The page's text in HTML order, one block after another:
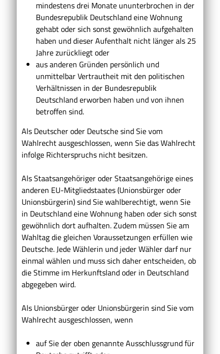
mindestens drei Monate ununterbrochen in der
Bundesrepublik Deutschland eine Wohnung
gehabt oder sich sonst gewöhnlich aufgehalten
haben und dieser Aufenthalt nicht länger als 25
Jahre zurückliegt oder
aus anderen Gründen persönlich und
unmittelbar Vertrautheit mit den politischen
Verhältnissen in der Bundesrepublik
Deutschland erworben haben und von ihnen
betroffen sind.
Als Deutscher oder Deutsche sind Sie vom
Wahlrecht ausgeschlossen, wenn Sie das Wahlrecht
infolge Richterspruchs nicht besitzen.
Als Staatsangehöriger oder Staatsangehörige eines
anderen EU-Mitgliedstaates (Unionsbürger oder
Unionsbürgerin) sind Sie wahlberechtigt, wenn Sie
in Deutschland eine Wohnung haben oder sich sonst
gewöhnlich dort aufhalten. Zudem müssen Sie am
Wahltag die gleichen Voraussetzungen erfüllen wie
Deutsche. Jede Wählerin und jeder Wähler darf nur
einmal wählen und muss sich daher entscheiden, ob
die Stimme im Herkunftsland oder in Deutschland
abgegeben wird.
Als Unionsbürger oder Unionsbürgerin sind Sie vom
Wahlrecht ausgeschlossen, wenn
auf Sie der oben genannte Ausschlussgrund für